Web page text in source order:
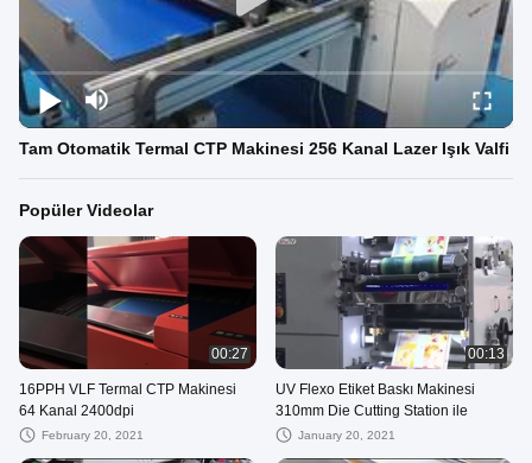
Tam Otomatik Termal CTP Makinesi 256 Kanal Lazer Işık Valfi
Popüler Videolar
00:27
16PPH VLF Termal CTP Makinesi
64 Kanal 2400dpi
February 20, 2021
00:13
UV Flexo Etiket Baskı Makinesi
310mm Die Cutting Station ile
January 20, 2021